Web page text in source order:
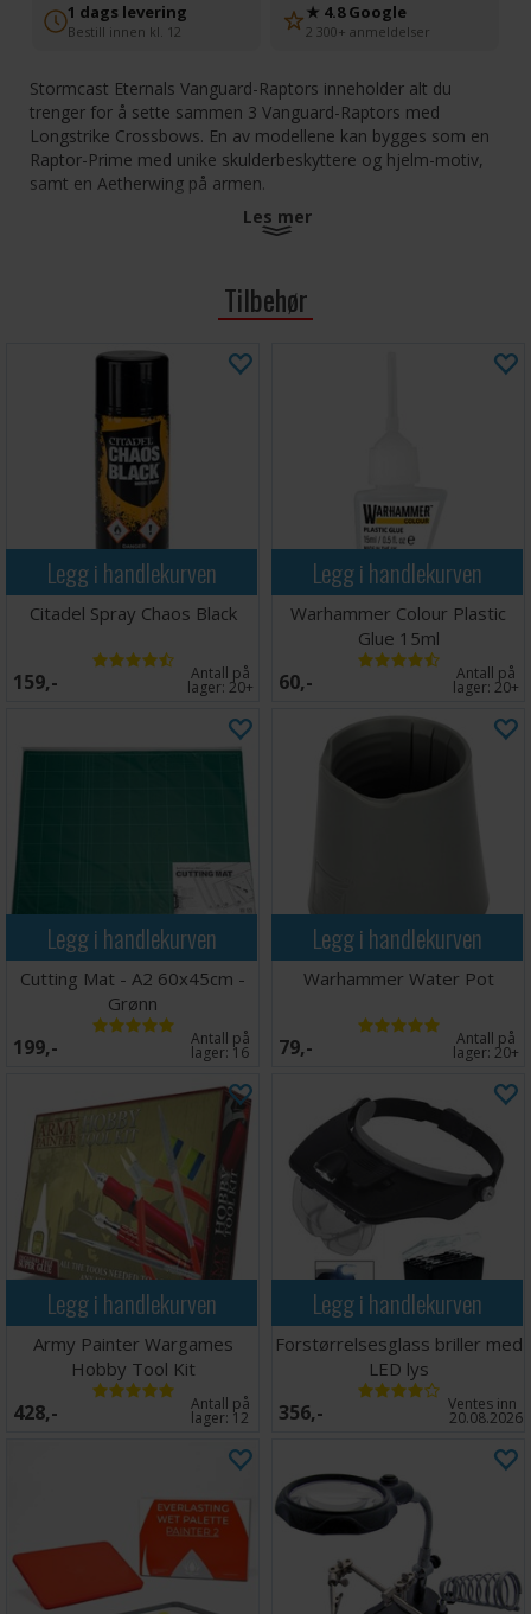
1 dags levering
Bestill innen kl. 12
★ 4.8 Google
2 300+ anmeldelser
Stormcast Eternals Vanguard-Raptors inneholder alt du
trenger for å sette sammen 3 Vanguard-Raptors med
Longstrike Crossbows. En av modellene kan bygges som en
Raptor-Prime med unike skulderbeskyttere og hjelm-motiv,
samt en Aetherwing på armen.
I tillegg får du 3 Aetherwings, mens Vanguard-Raptors'ene
Settet består av 71 komponenter og inkluderer et Transfer
Sheet og 3 Citadel 60x35mm Oval Bases (til Vanguard-
Raptors med Longstrike Crossbows), 3 Citadel 40mm Round
Bases (til Vanguard-Raptors med Hurricane Crossbows) og 3
kommer umalt og krever montering.
Les mer
Tilbehør
Legg i handlekurven
Citadel Spray Chaos Black
159,- Antall på
lager: 20+
Legg i handlekurven
Warhammer Colour Plastic
Glue 15ml
60,- Antall på
lager: 20+
Legg i handlekurven
Cutting Mat - A2 60x45cm -
Grønn
199,- Antall på
lager: 16
Legg i handlekurven
Warhammer Water Pot
79,- Antall på
lager: 20+
Legg i handlekurven
Army Painter Wargames
Hobby Tool Kit
428,- Antall på
lager: 12
Legg i handlekurven
Forstørrelsesglass briller med
LED lys
356,- Ventes inn
20.08.2026